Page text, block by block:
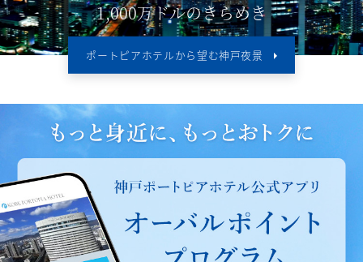
1,000万ドルのきらめき
ポートピアホテルから望む神戸夜景